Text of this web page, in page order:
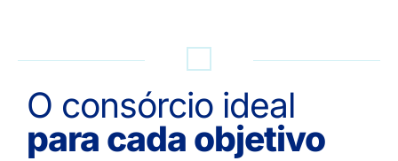
O consórcio ideal
para cada objetivo